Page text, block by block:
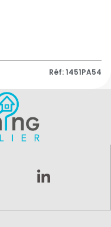
Réf: 1451PA54